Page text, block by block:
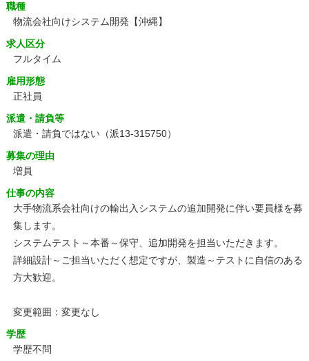
職種
物流会社向けシステム開発【沖縄】
求人区分
フルタイム
雇用形態
正社員
派遣・請負等
派遣・請負ではない（派13-315750）
募集の理由
増員
仕事の内容
大手物流系会社向けの輸出入システムの追加開発に伴い要員様を募
集します。
システムテスト～本番～保守、追加開発を担当いただきます。
詳細設計～ご担当いただく想定ですが、製造～テストに自信のある
方大歓迎。
変更範囲：変更なし
学歴
学歴不問